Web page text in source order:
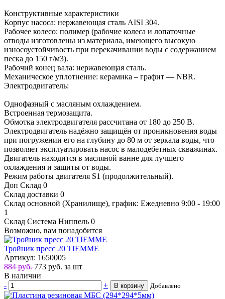
Конструктивные характеристики
Корпус насоса: нержавеющая сталь AISI 304.
Рабочее колесо: полимер (рабочие колеса и лопаточные
отводы изготовлены из материала, имеющего высокую
износоустойчивость при перекачивании воды с содержанием
песка до 150 г/м3).
Рабочий конец вала: нержавеющая сталь.
Механическое уплотнение: керамика – графит — NBR.
Электродвигатель:
Однофазный с масляным охлаждением.
Встроенная термозащита.
Обмотка электродвигателя рассчитана от 180 до 250 В.
Электродвигатель надёжно защищён от проникновения воды
при погружении его на глубину до 80 м от зеркала воды, что
позволяет эксплуатировать насос в малодебетных скважинах.
Двигатель находится в масляной ванне для лучшего
охлаждения и защиты от воды.
Режим работы двигателя S1 (продолжительный).
Доп Склад 0
Склад доставки 0
Склад основной (Хранилище), график: Ежедневно 9:00 - 19:00
1
Склад Система Ниппель 0
Возможно, вам понадобится
Тройник пресс 20 TIEMME
Артикул: 1650005
884 руб.773 руб. за шт
В наличии
-
+ В корзину Добавлено